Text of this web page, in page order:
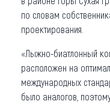
по словам
проектирования.
«Лыжно-биатлонный
расположен на
международных
было аналогов,